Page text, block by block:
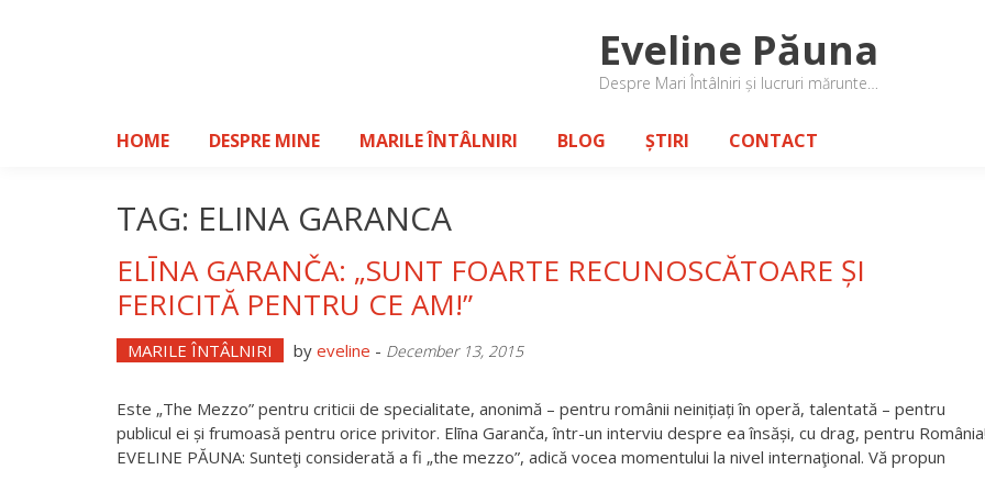
Eveline Păuna
Despre Mari Întâlniri și lucruri mărunte…
HOME DESPRE MINE MARILE ÎNTÂLNIRI BLOG ȘTIRI CONTACT
TAG: ELINA GARANCA
ELĪNA GARANČA: „SUNT FOARTE RECUNOSCĂTOARE ȘI
FERICITĂ PENTRU CE AM!”
MARILE ÎNTÂLNIRI by eveline - December 13, 2015
Este „The Mezzo” pentru criticii de specialitate, anonimă – pentru românii neinițiați în operă, talentată – pentru
publicul ei și frumoasă pentru orice privitor. Elīna Garanča, într-un interviu despre ea însăși, cu drag, pentru
EVELINE PĂUNA: Sunteţi considerată a fi „the mezzo”, adică vocea momentului la nivel internaţional. Vă propun